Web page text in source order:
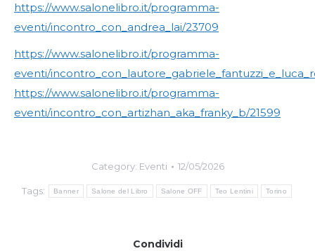
https://www.salonelibro.it/programma-
eventi/incontro_con_andrea_lai/23709
https://www.salonelibro.it/programma-
eventi/
https://www.salonelibro.it/programma-
eventi/incontro_con_artizhan_aka_franky_b/21599
Category: Eventi 12/05/2026
Tags: Banner Salone del Libro Salone OFF Teo Lentini Torino
Condividi